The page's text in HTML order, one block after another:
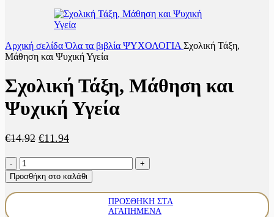
Αρχική σελίδαΌλα τα βιβλία ΨΥΧΟΛΟΓΙΑ Σχολική Τάξη,
Μάθηση και Ψυχική Υγεία
Σχολική Τάξη, Μάθηση και
Ψυχική Υγεία
€14.92 Original
€14.92.
€11.94Η
είναι:
€11.94.
Σχολική
Τάξη,
Μάθηση
και
Προσθήκη στο καλάθι
ΠΡΟΣΘΉΚΗ ΣΤΑ
ΑΓΑΠΗΜΈΝΑ